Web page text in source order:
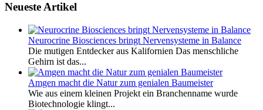
Neueste Artikel
Neurocrine Biosciences bringt Nervensysteme in Balance
Die mutigen Entdecker aus Kalifornien Das menschliche
Gehirn ist das...
Amgen macht die Natur zum genialen Baumeister
Wie aus einem kleinen Projekt ein Branchenname wurde
Biotechnologie klingt...